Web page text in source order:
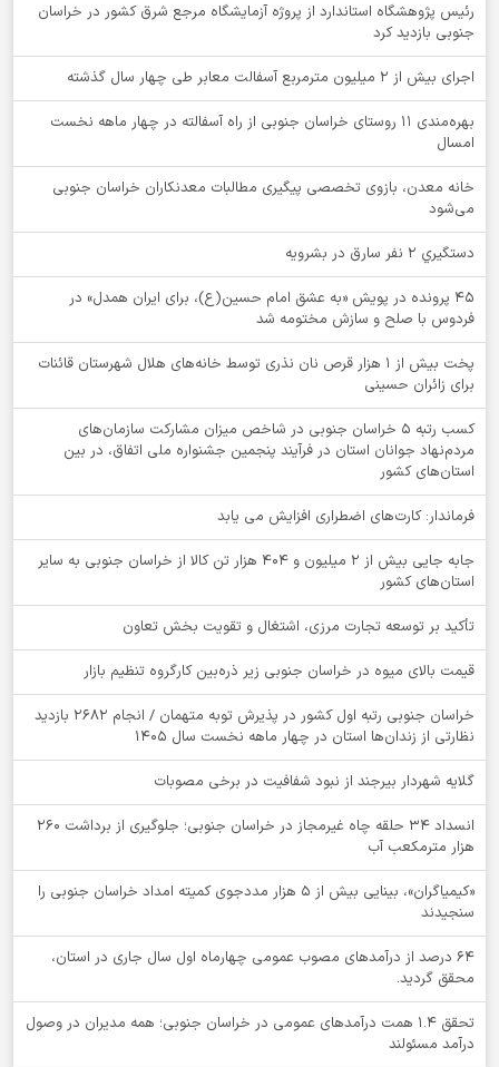
رئیس پژوهشگاه استاندارد از پروژه آزمایشگاه مرجع شرق کشور در خراسان
جنوبی بازدید کرد
اجرای بیش از ۲ میلیون مترمربع آسفالت معابر طی چهار سال گذشته
بهره‌مندی ۱۱ روستای خراسان جنوبی از راه آسفالته در چهار ماهه نخست
امسال
خانه معدن، بازوی تخصصی پیگیری مطالبات معدنکاران خراسان جنوبی
می‌شود
دستگيري 2 نفر سارق در بشرويه
۴۵ پرونده در پویش «به عشق امام حسین(ع)، برای ایران همدل» در
فردوس با صلح و سازش مختومه شد
پخت بیش از 1 هزار قرص نان نذری توسط خانه‌های هلال شهرستان قائنات
برای زائران حسینی
کسب رتبه ۵ خراسان جنوبی در شاخص میزان مشارکت سازمان‌های
مردم‌نهاد جوانان استان در فرآیند پنجمین جشنواره ملی اتفاق، در بین
استان‌های کشور
فرماندار: کارت‌های اضطراری افزایش می یابد
جابه جایی بیش از 2 میلیون و 404 هزار تن کالا از خراسان جنوبی به سایر
استان‌های کشور
تأکید بر توسعه تجارت مرزی، اشتغال و تقویت بخش تعاون
قیمت بالای میوه در خراسان جنوبی زیر ذره‌بین کارگروه تنظیم بازار
خراسان جنوبی رتبه اول کشور در پذیرش توبه متهمان / انجام ۲۶۸۲ بازدید
نظارتی از زندان‌ها استان در چهار ماهه نخست سال 1405
گلایه شهردار بیرجند از نبود شفافیت در برخی مصوبات
انسداد ۳۴ حلقه چاه غیرمجاز در خراسان جنوبی؛ جلوگیری از برداشت ۲۶۰
هزار مترمکعب آب
«کیمیاگران»، بینایی بیش از ۵ هزار مددجوی کمیته امداد خراسان جنوبی را
سنجیدند
64 درصد از درآمدهای مصوب عمومی چهارماه اول سال جاری در استان،
محقق گردید.
تحقق ۱.۴ همت درآمدهای عمومی در خراسان جنوبی؛ همه مدیران در وصول
درآمد مسئولند